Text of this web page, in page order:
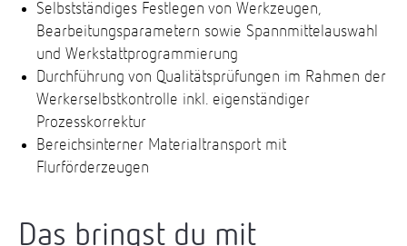
Selbstständiges Festlegen von Werkzeugen,
Bearbeitungsparametern sowie Spannmittelauswahl
und Werkstattprogrammierung
Durchführung von Qualitätsprüfungen im Rahmen der
Werkerselbstkontrolle inkl. eigenständiger
Prozesskorrektur
Bereichsinterner Materialtransport mit
Flurförderzeugen
Das bringst du mit